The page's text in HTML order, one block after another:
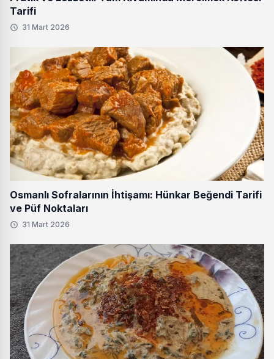
Tarifi
31 Mart 2026
Osmanlı Sofralarının İhtişamı: Hünkar Beğendi Tarifi
ve Püf Noktaları
31 Mart 2026